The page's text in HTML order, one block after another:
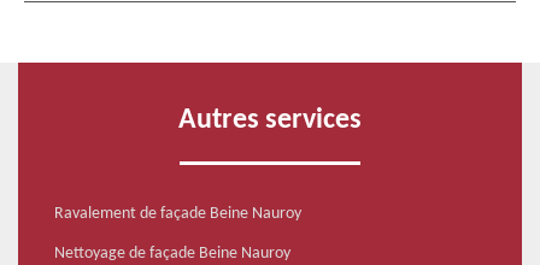
Autres services
Ravalement de façade Beine Nauroy
Nettoyage de façade Beine Nauroy